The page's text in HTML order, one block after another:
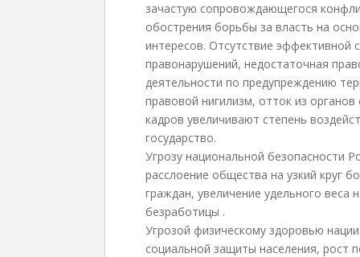
зачастую сопровождающегося
обострения борьбы за власть на
интересов. Отсутствие эффективной
правонарушений, недостаточная
деятельности по предупреждению
правовой нигилизм, отток из
кадров увеличивают степень
государство.
Угрозу национальной безопасности
расслоение общества на узкий круг
граждан, увеличение удельного веса
безработицы .
Угрозой физическому здоровью
социальной защиты населения, рост